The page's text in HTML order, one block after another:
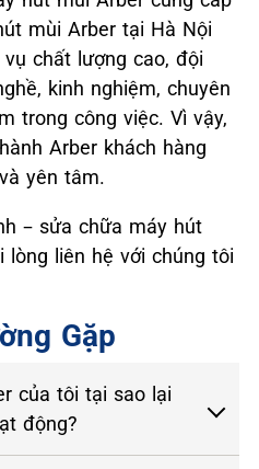
mùi Arber tại Hà Nội
chất lượng cao, đội
kinh nghiệm, chuyên
trong công việc. Vì vậy,
Arber khách hàng
yên tâm.
– sửa chữa máy hút
lòng liên hệ với chúng tôi
Gặp
của tôi tại sao lại
động?